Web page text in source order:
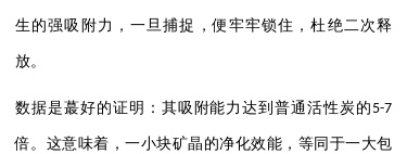
生的强吸附力，一旦捕捉，便牢牢锁住，杜绝二次释
放。
数据是蕞好的证明：其吸附能力达到普通活性炭的5-7
倍。这意味着，一小块矿晶的净化效能，等同于一大包